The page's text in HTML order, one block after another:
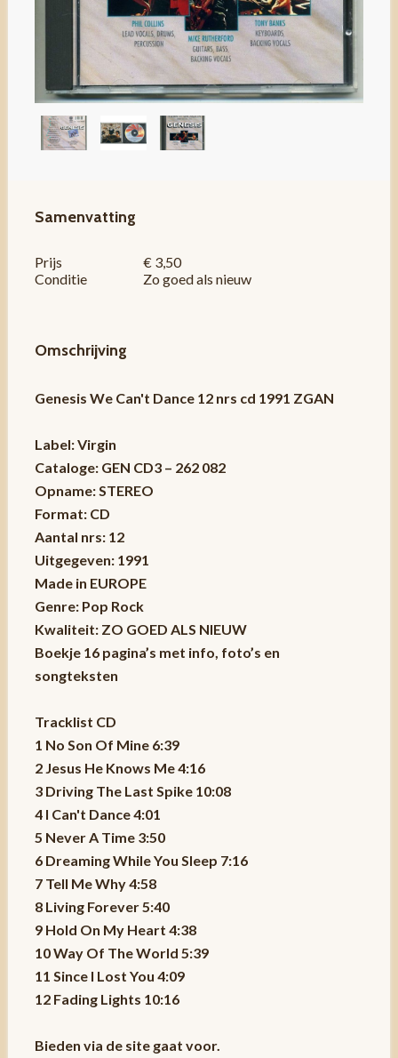
Samenvatting
Prijs
€ 3,50
Conditie
Zo goed als nieuw
Omschrijving
Genesis We Can't Dance 12 nrs cd 1991 ZGAN
Label: Virgin
Cataloge: GEN CD3 ‎– 262 082
Opname: STEREO
Format: CD
Aantal nrs: 12
Uitgegeven: 1991
Made in EUROPE
Genre: Pop Rock
Kwaliteit: ZO GOED ALS NIEUW
Boekje 16 pagina’s met info, foto’s en
songteksten
Tracklist CD
1 No Son Of Mine 6:39
2 Jesus He Knows Me 4:16
3 Driving The Last Spike 10:08
4 I Can't Dance 4:01
5 Never A Time 3:50
6 Dreaming While You Sleep 7:16
7 Tell Me Why 4:58
8 Living Forever 5:40
9 Hold On My Heart 4:38
10 Way Of The World 5:39
11 Since I Lost You 4:09
12 Fading Lights 10:16
Bieden via de site gaat voor.